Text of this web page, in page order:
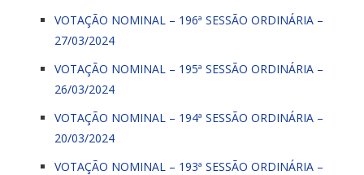
VOTAÇÃO NOMINAL – 196ª SESSÃO ORDINÁRIA –
27/03/2024
VOTAÇÃO NOMINAL – 195ª SESSÃO ORDINÁRIA –
26/03/2024
VOTAÇÃO NOMINAL – 194ª SESSÃO ORDINÁRIA –
20/03/2024
VOTAÇÃO NOMINAL – 193ª SESSÃO ORDINÁRIA –